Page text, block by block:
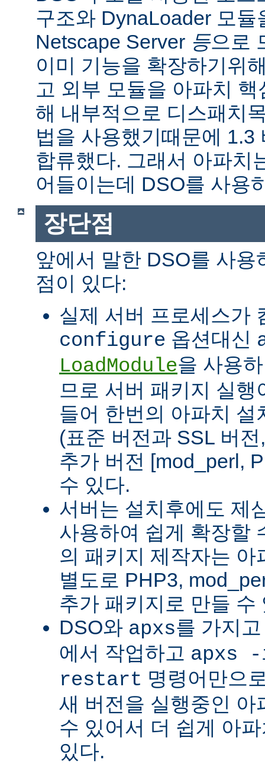
구조와 DynaLoader 모듈
Netscape Server 등으로
이미 기능을 확장하기위
고 외부 모듈을 아파치
해 내부적으로 디스패치
법을 사용했기때문에 1.3
합류했다. 그래서 아파치
어들이는데 DSO를 사용
장단점
앞에서 말한 DSO를 사
점이 있다:
실제 서버 프로세스가
configure 옵션대신
LoadModule을 사용
므로 서버 패키지 실행
들어 한번의 아파치 설
(표준 버전과 SSL 버
추가 버전 [mod_perl,
수 있다.
서버는 설치후에도 제
사용하여 쉽게 확장할
의 패키지 제작자는 아
별도로 PHP3,
추가 패키지로 만들 수
DSO와 apxs를 가지
에서 작업하고 apxs
restart 명령어만으
새 버전을 실행중인 아
수 있어서 더 쉽게 아
있다.